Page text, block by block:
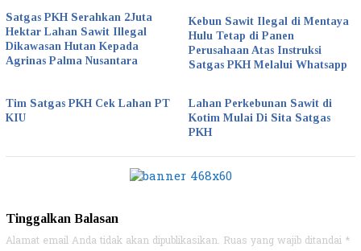
Satgas PKH Serahkan 2Juta
Hektar Lahan Sawit Illegal
Dikawasan Hutan Kepada
Agrinas Palma Nusantara
Kebun Sawit Ilegal di Mentaya
Hulu Tetap di Panen
Perusahaan Atas Instruksi
Satgas PKH Melalui Whatsapp
Tim Satgas PKH Cek Lahan PT
KIU
Lahan Perkebunan Sawit di
Kotim Mulai Di Sita Satgas
PKH
Tinggalkan Balasan
Alamat email Anda tidak akan dipublikasikan. Ruas yang wajib ditandai *